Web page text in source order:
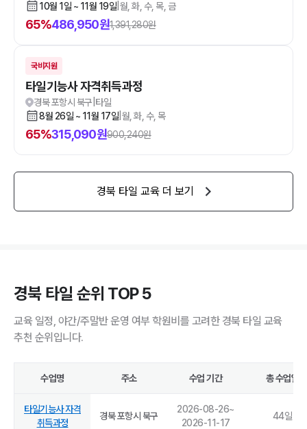
10월 1일 ~ 11월 19일 월, 화, 수, 목, 금
65%486,950원1,391,280원
국비지원
타일기능사 자격취득과정
경북 포항시 북구 타일
8월 26일 ~ 11월 17일 월, 화, 수, 목
65%315,090원900,240원
경북 타일 교육 더 보기
경북 타일 순위 TOP 5
교육 일정, 야간/주말반 운영 여부 학원비를 고려한 경북 타일 교육
추천 순위입니다.
수업명 주소 수업 기간 총 수업일
타일기능사 자격
취득과정
경북 포항시 북구
2026-08-26~
2026-11-17
44일